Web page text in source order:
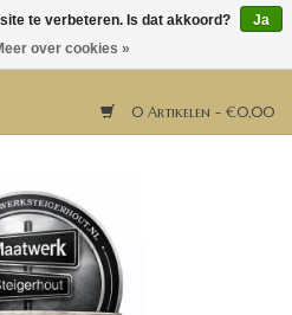
0 Artikelen - €0,00
te verbeteren. Is dat akkoord?
Ja
over cookies »